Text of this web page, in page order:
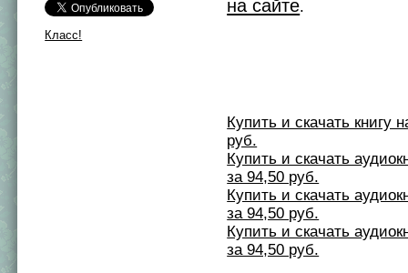
Класс!
на сайте.
Купить и скачать книгу
руб.
Купить и скачать
за 94,50 руб.
Купить и скачать
за 94,50 руб.
Купить и скачать
за 94,50 руб.